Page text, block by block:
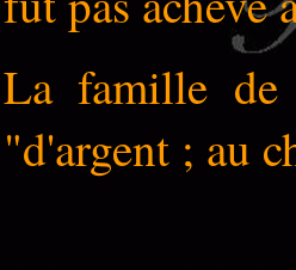
La famille de
"d'argent ; au